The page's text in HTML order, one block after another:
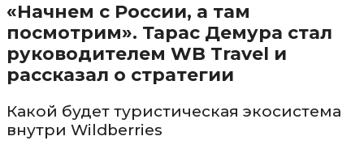
«Начнем с России, а там
посмотрим». Тарас Демура стал
руководителем WB Travel и
рассказал о стратегии
Какой будет туристическая экосистема
внутри Wildberries